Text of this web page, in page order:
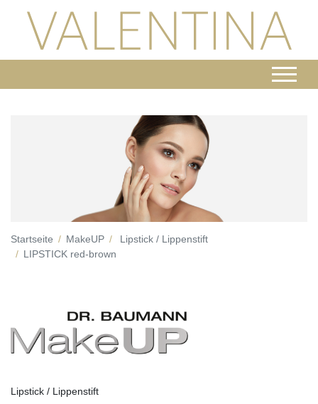
Startseite MakeUP
Lipstick / Lippenstift
LIPSTICK red-brown
Lipstick / Lippenstift